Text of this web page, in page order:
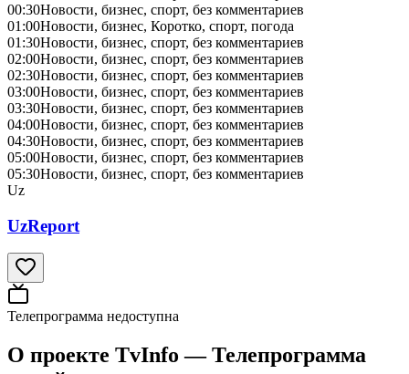
00:30Новости, бизнес, спорт, без комментариев
01:00Новости, бизнес, Коротко, спорт, погода
01:30Новости, бизнес, спорт, без комментариев
02:00Новости, бизнес, спорт, без комментариев
02:30Новости, бизнес, спорт, без комментариев
03:00Новости, бизнес, спорт, без комментариев
03:30Новости, бизнес, спорт, без комментариев
04:00Новости, бизнес, спорт, без комментариев
04:30Новости, бизнес, спорт, без комментариев
05:00Новости, бизнес, спорт, без комментариев
05:30Новости, бизнес, спорт, без комментариев
Uz
UzReport
Телепрограмма недоступна
О проекте TvInfo — Телепрограмма